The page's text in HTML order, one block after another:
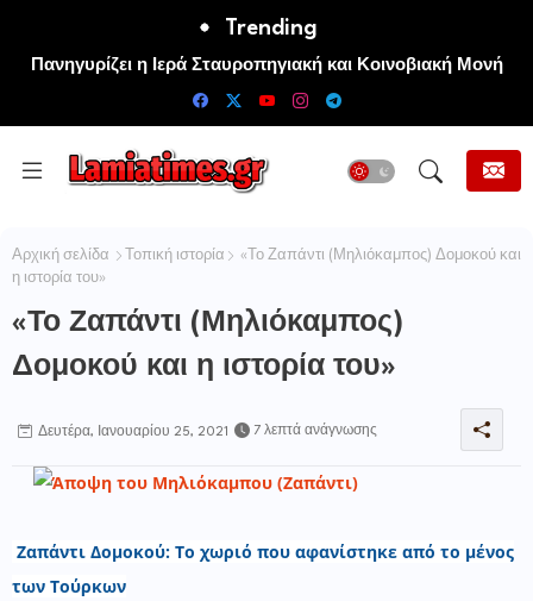
Trending
Πανηγυρίζει η Ιερά Σταυροπηγιακή και Κοινοβιακή Μονή
Μεταμορφώσεως του Σωτήρος Καμενων Βουρλων (Μονή
Αρχική σελίδα Τοπική ιστορία
«Το Ζαπάντι (Μηλιόκαμπος) Δομοκού και
η ιστορία του»
«Το Ζαπάντι (Μηλιόκαμπος)
Δομοκού και η ιστορία του»
Δευτέρα, Ιανουαρίου 25, 2021 7 λεπτά ανάγνωσης
Ζαπάντι Δομοκού: Το χωριό που αφανίστηκε από το μένος
των Τούρκων